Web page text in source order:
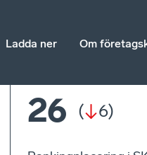
Ladda ner Om
26 ( 6)